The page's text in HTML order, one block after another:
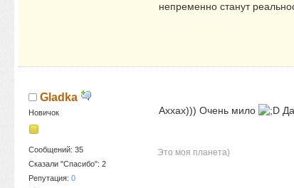
непременно станут
Gladka
Новичок
Сообщений: 35
Сказали "Спасибо": 2
Репутация: 0
Аххах))) Очень мило
Это моя планета)